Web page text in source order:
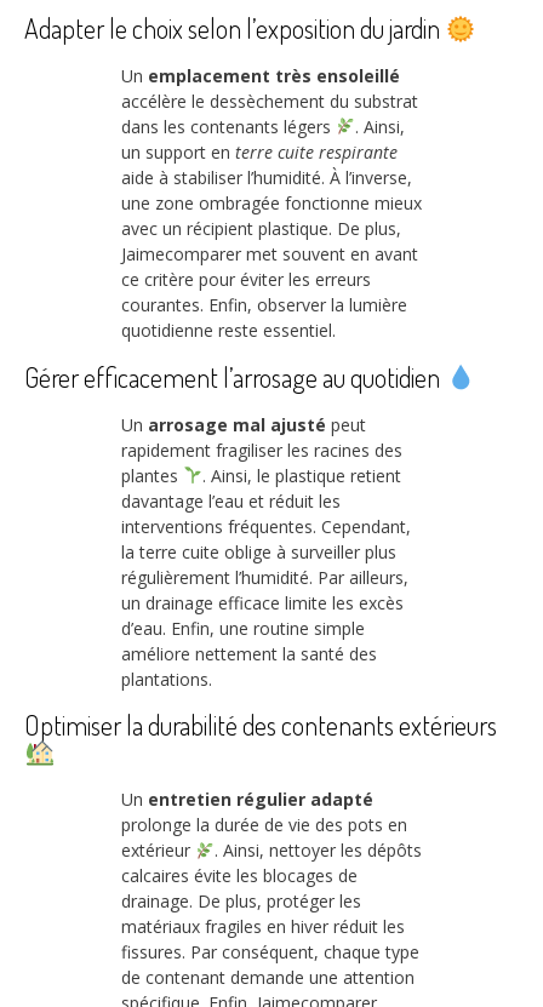
Adapter le choix selon l’exposition du jardin
Un emplacement très ensoleillé
accélère le dessèchement du substrat
dans les contenants légers
. Ainsi,
un support en terre cuite respirante
aide à stabiliser l’humidité. À l’inverse,
une zone ombragée fonctionne mieux
avec un récipient plastique. De plus,
Jaimecomparer met souvent en avant
ce critère pour éviter les erreurs
courantes. Enfin, observer la lumière
quotidienne reste essentiel.
Gérer efficacement l’arrosage au quotidien
Un arrosage mal ajusté peut
rapidement fragiliser les racines des
plantes
. Ainsi, le plastique retient
davantage l’eau et réduit les
interventions fréquentes. Cependant,
la terre cuite oblige à surveiller plus
régulièrement l’humidité. Par ailleurs,
un drainage efficace limite les excès
d’eau. Enfin, une routine simple
améliore nettement la santé des
plantations.
Optimiser la durabilité des contenants extérieurs
Un entretien régulier adapté
prolonge la durée de vie des pots en
extérieur
. Ainsi, nettoyer les dépôts
calcaires évite les blocages de
drainage. De plus, protéger les
matériaux fragiles en hiver réduit les
fissures. Par conséquent, chaque type
de contenant demande une attention